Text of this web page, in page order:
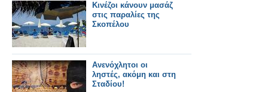
Κινέζοι κάνουν μασάζ
στις παραλίες της
Σκοπέλου
Ανενόχλητοι οι
ληστές, ακόμη και στη
Σταδίου!